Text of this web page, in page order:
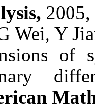
Wei, Y
of